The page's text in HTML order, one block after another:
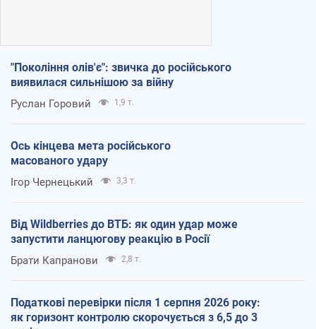
"Покоління олів'є": звичка до російського
виявилася сильнішою за війну
Руслан Горовий 1,9 т.
Ось кінцева мета російського
масованого удару
Ігор Чернецький 3,3 т.
Від Wildberries до ВТБ: як один удар може
запустити ланцюгову реакцію в Росії
Брати Капранови 2,8 т.
Податкові перевірки після 1 серпня 2026 року:
як горизонт контролю скорочується з 6,5 до 3